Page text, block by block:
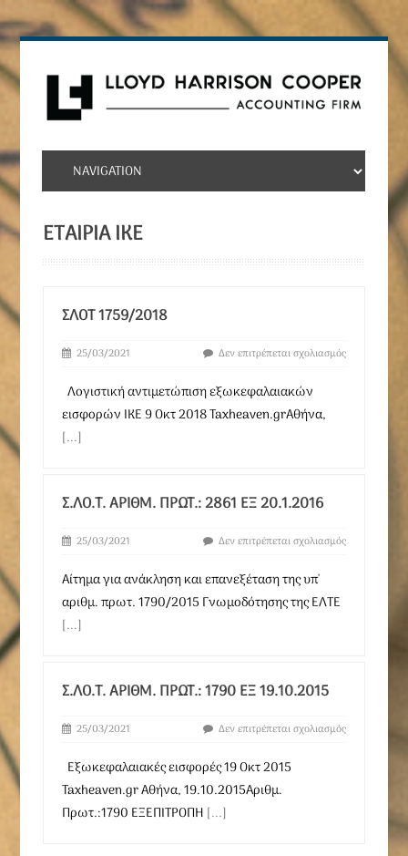
ΕΤΑΙΡΙΑ ΙΚΕ
ΣΛΟΤ 1759/2018
25/03/2021 Δεν επιτρέπεται σχολιασμός
Λογιστική αντιμετώπιση εξωκεφαλαιακών
εισφορών ΙΚΕ 9 Οκτ 2018 Taxheaven.grΑθήνα,
[...]
Σ.ΛΟ.Τ. ΑΡΙΘΜ. ΠΡΩΤ.: 2861 ΕΞ 20.1.2016
25/03/2021 Δεν επιτρέπεται σχολιασμός
Αίτημα για ανάκληση και επανεξέταση της υπ'
αριθμ. πρωτ. 1790/2015 Γνωμοδότησης της ΕΛΤΕ
[...]
Σ.ΛΟ.Τ. ΑΡΙΘΜ. ΠΡΩΤ.: 1790 ΕΞ 19.10.2015
25/03/2021 Δεν επιτρέπεται σχολιασμός
Εξωκεφαλαιακές εισφορές 19 Οκτ 2015
Taxheaven.gr Αθήνα, 19.10.2015Αριθμ.
Πρωτ.:1790 ΕΞΕΠΙΤΡΟΠΗ [...]